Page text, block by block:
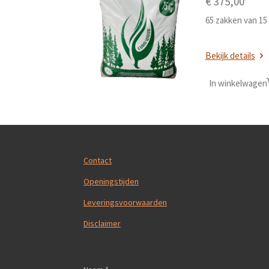
65 zakken van
Bekijk details
In winkelwagen
Contact
Openingstijden
Leveringsvoorwaarden
Disclaimer